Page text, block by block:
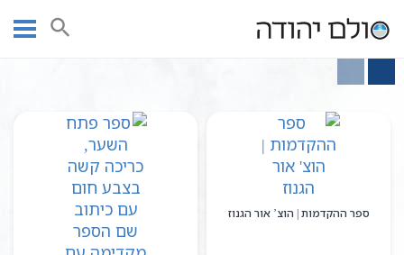
content
עמוד ראשי הקדמות
ספר ההקדמות | הוצ’ אור הגנוז